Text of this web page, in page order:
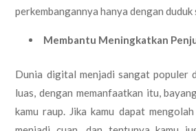
perkembangannya hanya dengan duduk
Membantu Meningkatkan
Dunia digital menjadi sangat populer
luas, dengan memanfaatkan itu,
kamu raup. Jika kamu dapat